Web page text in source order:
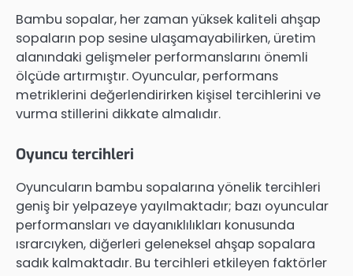
Bambu sopalar, her zaman yüksek kaliteli ahşap
sopaların pop sesine ulaşamayabilirken, üretim
alanındaki gelişmeler performanslarını önemli
ölçüde artırmıştır. Oyuncular, performans
metriklerini değerlendirirken kişisel tercihlerini ve
vurma stillerini dikkate almalıdır.
Oyuncu tercihleri
Oyuncuların bambu sopalarına yönelik tercihleri
geniş bir yelpazeye yayılmaktadır; bazı oyuncular
performansları ve dayanıklılıkları konusunda
ısrarcıyken, diğerleri geleneksel ahşap sopalara
sadık kalmaktadır. Bu tercihleri etkileyen faktörler